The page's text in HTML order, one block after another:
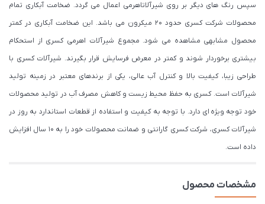
سپس رنگ های دیگر بر روی شیرآلاتاهرمی اعمال می گردد. ضخامت آبکاری تمام
محصولات شرکت کسری حدود ۲۰ میکرون می باشد. این ضخامت آبکاری در کمتر
محصول مشابهی مشاهده می شود. مجموع شیرآلات اهرمی کسری از استحکام
بیشتری برخوردار شوند و کمتر در معرض فرسایش قرار بگیرند. شیرآلات کسری با
طراحی زیبا، کیفیت بالا و کنترل آب عالی، یکی از برندهای معتبر در زمینه تولید
شیرآلات است. کسری به حفظ محیط زیست و کاهش مصرف آب در تولید محصولات
خود توجه ویژه ای دارد. با توجه به کیفیت و استفاده از قطعات استاندارد به روز در
شیرآلات کسری، شرکت کسری گارانتی و ضمانت محصولات خود را به 10 سال افزایش
داده است.
مشخصات محصول